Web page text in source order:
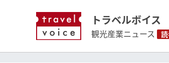
トラベルボイス
観光産業ニュース